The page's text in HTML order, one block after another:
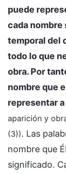
puede
cada
temporal del
todo lo que
obra. Por
nombre que
representar
aparición y
(3)). Las
nombre que
significado.